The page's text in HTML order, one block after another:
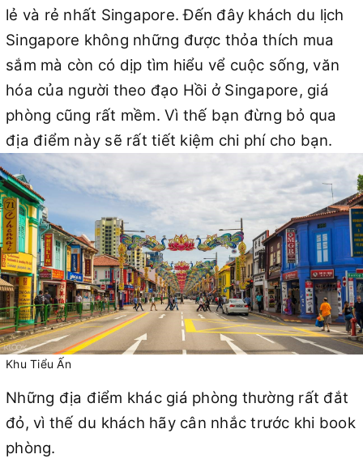
lẻ và rẻ nhất Singapore. Đến đây khách du lịch
Singapore không những được thỏa thích mua
sắm mà còn có dịp tìm hiểu vể cuộc sống, văn
hóa của người theo đạo Hồi ở Singapore, giá
phòng cũng rất mềm. Vì thế bạn đừng bỏ qua
địa điểm này sẽ rất tiết kiệm chi phí cho bạn.
Khu Tiểu Ấn
Những địa điểm khác giá phòng thường rất đắt
đỏ, vì thế du khách hãy cân nhắc trước khi book
phòng.